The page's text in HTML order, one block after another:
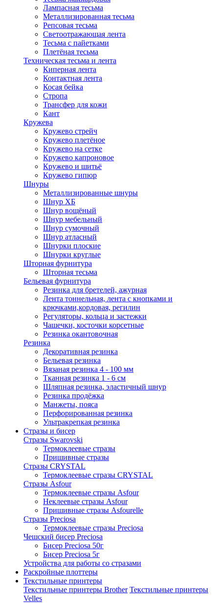
Лампасная тесьма
Металлизированная тесьма
Репсовая тесьма
Светоотражающая лента
Тесьма с пайетками
Плетёная тесьма
Техническая тесьма и лента
Киперная лента
Контактная лента
Косая бейка
Стропа
Трансфер для кожи
Кант
Кружева
Кружево стрейч
Кружево плетёное
Кружево на сетке
Кружево капроновое
Кружево и шитьё
Кружево гипюр
Шнуры
Металлизированные шнуры
Шнур ХБ
Шнур вощёный
Шнур мебельный
Шнур сумочный
Шнур атласный
Шнурки плоские
Шнурки круглые
Шторная фурнитура
Шторная тесьма
Бельевая фурнитура
Резинка для бретелей, ажурная
Лента тоннельная, лента с кнопками и
крючками,кордовая, регилин
Регуляторы, кольца и застежки
Чашечки, косточки корсетные
Резинка окантовочная
Резинка
Декоративная резинка
Бельевая резинка
Вязаная резинка 4 - 100 мм
Тканная резинка 1 - 6 см
Шляпная резинка, эластичный шнур
Резинка продёжка
Манжеты, пояса
Перфорированная резинка
Ультракрепкая резинка
Стразы и бисер
Стразы Swarovski
Термоклеевые стразы
Пришивные стразы
Стразы CRYSTAL
Термоклеевые стразы CRYSTAL
Стразы Asfour
Термоклеевые стразы Asfour
Неклеевые стразы Asfour
Пришивные стразы Asfourelle
Стразы Preciosa
Термоклеевые стразы Preciosa
Чешский бисер Preciosa
Бисер Preciosa 50г
Бисер Preciosa 5г
Устройства для работы со стразами
Раскройные плоттеры
Текстильные принтеры
Текстильные принтеры Brother Текстильные принтеры
Velles